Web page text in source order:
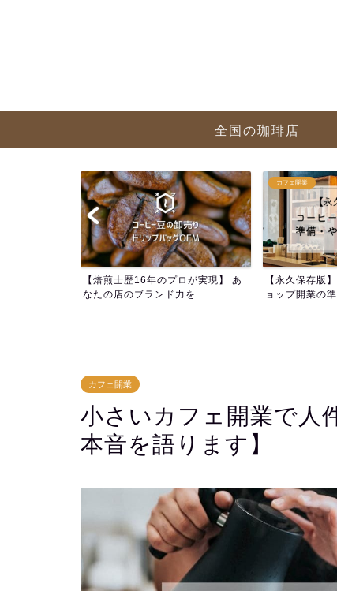
全国の珈琲店
【焙煎士歴16年のプロが実現】 あ
なたの店のブランド力を...
カフェ開業
【永久保存版
ョップ開業の
カフェ開業
小さいカフェ開業で人
本音を語ります】